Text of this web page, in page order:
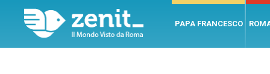
PAPA FRANCESCO